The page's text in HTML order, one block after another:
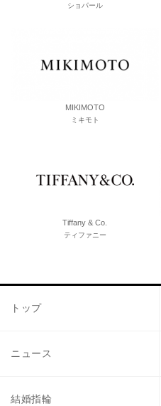
ショパール
MIKIMOTO
ミキモト
Tiffany & Co.
ティファニー
トップ
ニュース
結婚指輪